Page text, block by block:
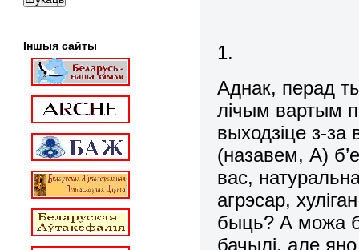
1.
Аднак, перад
лічым вартым
выходзіце з-за
(назавем, А)
вас,
агрэсар,
быць? А можа
бачылі, але
Іншыя сайты